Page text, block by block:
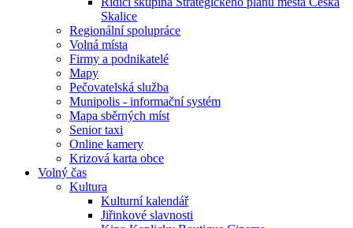
Skalice
Regionální spolupráce
Volná místa
Firmy a podnikatelé
Mapy
Pečovatelská služba
Munipolis - informační systém
Mapa sběrných míst
Senior taxi
Online kamery
Krizová karta obce
Volný čas
Kultura
Kulturní kalendář
Jiřinkové slavnosti